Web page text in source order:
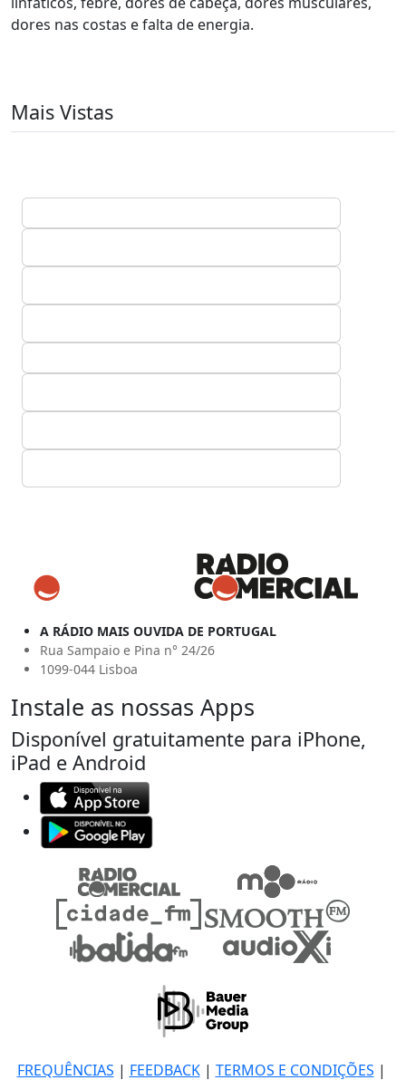
dores nas costas e falta de energia.
Mais Vistas
A RÁDIO MAIS OUVIDA DE PORTUGAL
Rua Sampaio e Pina n° 24/26
1099-044 Lisboa
Instale as nossas Apps
Disponível gratuitamente para iPhone,
iPad e Android
FREQUÊNCIAS | FEEDBACK| TERMOS E CONDIÇÕES |